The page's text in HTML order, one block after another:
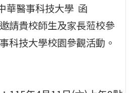
華醫事科技大學 函
請貴校師生及家長蒞校參
科技大學校園參觀活動。